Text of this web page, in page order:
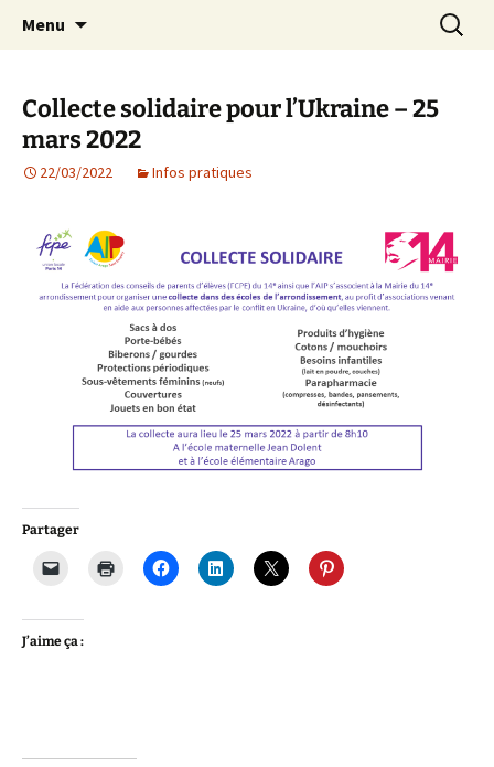
AIP Paris 14 – Association
Indépendante des Parents
d'élèves depuis 1981
Agit – s'Investit – Participe au service des
enfants du secteur scolaire Dolent-Arago-
Menu
Collecte solidaire pour l’Ukraine – 25
mars 2022
22/03/2022 Infos pratiques
Partager
J’aime ça :